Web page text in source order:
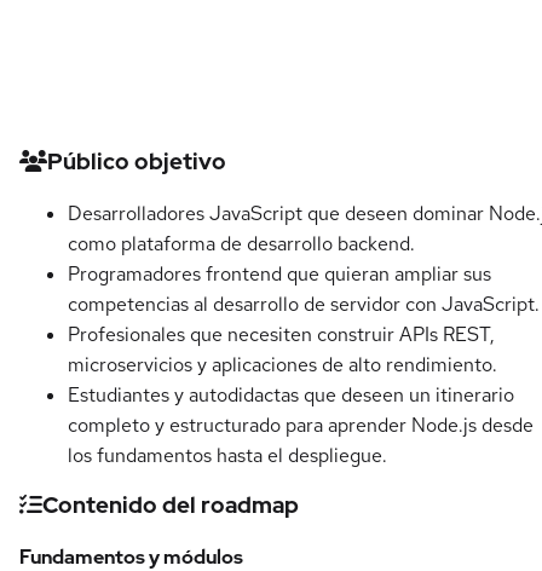
Detalles del curso
Público objetivo
Desarrolladores JavaScript que deseen dominar
como plataforma de desarrollo backend.
Programadores frontend que quieran ampliar sus
competencias al desarrollo de servidor con JavaScript.
Profesionales que necesiten construir APIs REST,
microservicios y aplicaciones de alto rendimiento.
Estudiantes y autodidactas que deseen un itinerario
completo y estructurado para aprender Node.js desde
los fundamentos hasta el despliegue.
Contenido del roadmap
Fundamentos y módulos